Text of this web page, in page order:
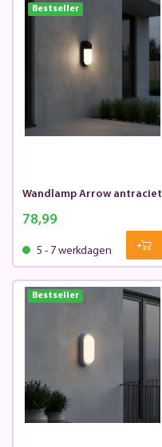
Bestseller
Wandlamp Arrow antraciet
78,99
5 - 7 werkdagen
Bestseller